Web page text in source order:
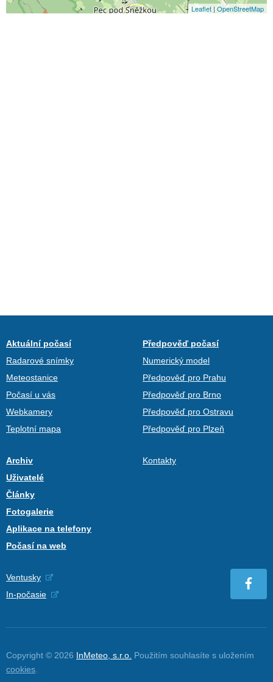
Leaflet | OpenStreetMap
Aktuální počasí
Radarové snímky
Meteostanice
Počasí u vás
Webkamery
Teplotní mapa
Předpověď počasí
Numerický model
Předpověď pro Prahu
Předpověď pro Brno
Předpověď pro Ostravu
Předpověď pro Plzeň
Archiv
Uživatelé
Články
Fotogalerie
Aplikace na telefony
Počasí na web
Kontakty
Ventusky
In-počasie
Copyright © 2026 InMeteo, s.r.o. Použitím souhlasíte s uložením
cookies